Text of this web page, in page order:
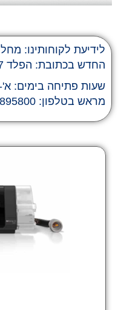
החדש בכתובת: הפלד 7, קומה 6, מבנה חולון, חולון.
מראש בטלפון: 076-8895800